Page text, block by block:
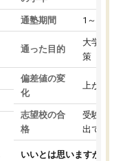
通塾期間 1～3ヵ月
通った目的
大学入学
策
偏差値の変
化
上がった
志望校の合
格
受験して
出ていな
いいとは思いますが、料